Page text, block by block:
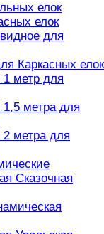
елок
елок
для
Каркасных елок
метр для
метра для
метра для
Сказочная